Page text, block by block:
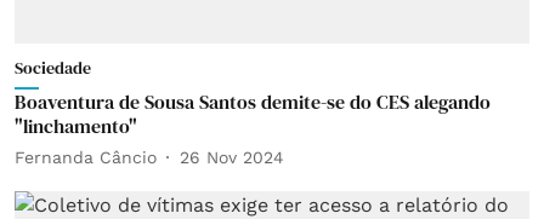
Sociedade
Boaventura de Sousa Santos demite-se do CES alegando
"linchamento"
Fernanda Câncio 26 Nov 2024